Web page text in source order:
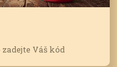
Váš kód